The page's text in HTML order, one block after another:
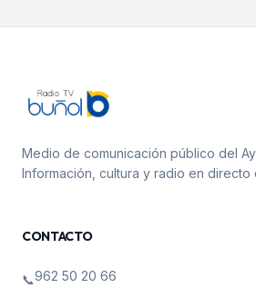
Medio de comunicación público del
Información, cultura y radio en directo
CONTACTO
📞962 50 20 66